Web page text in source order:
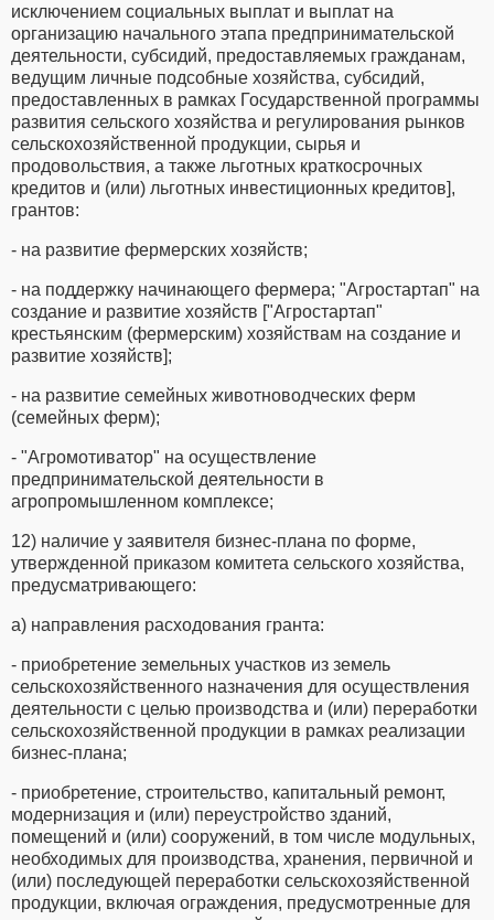
исключением социальных выплат и выплат на
организацию начального этапа предпринимательской
деятельности, субсидий, предоставляемых гражданам,
ведущим личные подсобные хозяйства, субсидий,
предоставленных в рамках Государственной программы
развития сельского хозяйства и регулирования рынков
сельскохозяйственной продукции, сырья и
продовольствия, а также льготных краткосрочных
кредитов и (или) льготных инвестиционных кредитов],
грантов:
- на развитие фермерских хозяйств;
- на поддержку начинающего фермера; "Агростартап" на
создание и развитие хозяйств ["Агростартап"
крестьянским (фермерским) хозяйствам на создание и
развитие хозяйств];
- на развитие семейных животноводческих ферм
(семейных ферм);
- "Агромотиватор" на осуществление
предпринимательской деятельности в
агропромышленном комплексе;
12) наличие у заявителя бизнес-плана по форме,
утвержденной приказом комитета сельского хозяйства,
предусматривающего:
а) направления расходования гранта:
- приобретение земельных участков из земель
сельскохозяйственного назначения для осуществления
деятельности с целью производства и (или) переработки
сельскохозяйственной продукции в рамках реализации
бизнес-плана;
- приобретение, строительство, капитальный ремонт,
модернизация и (или) переустройство зданий,
помещений и (или) сооружений, в том числе модульных,
необходимых для производства, хранения, первичной и
(или) последующей переработки сельскохозяйственной
продукции, включая ограждения, предусмотренные для